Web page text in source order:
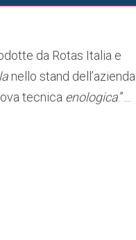
da Rotas Italia e
nello stand dell’azienda
tecnica enologica.”…